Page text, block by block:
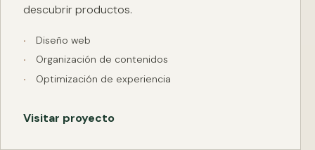
descubrir productos.
Diseño web
Organización de contenidos
Optimización de experiencia
Visitar proyecto